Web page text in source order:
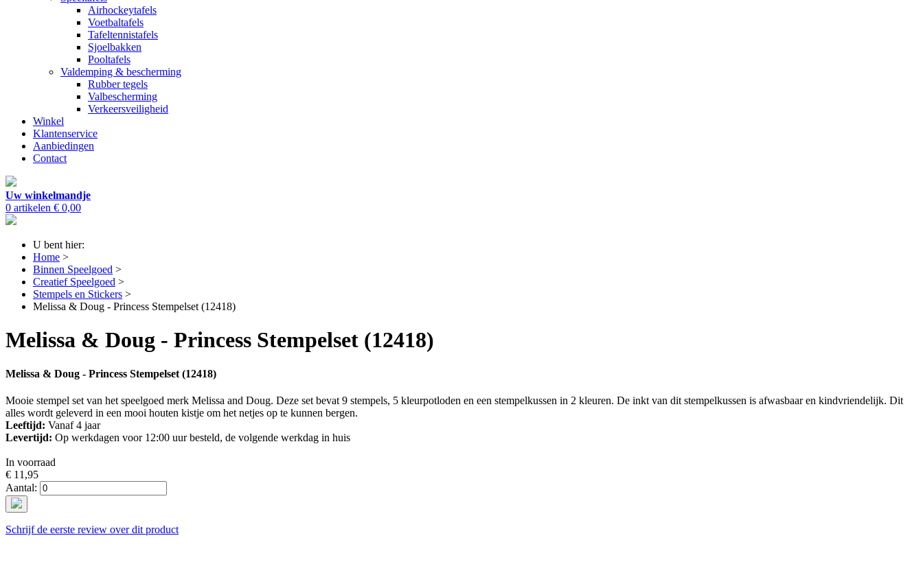
Airhockeytafels
Voetbaltafels
Tafeltennistafels
Sjoelbakken
Pooltafels
Valdemping & bescherming
Rubber tegels
Valbescherming
Verkeersveiligheid
Winkel
Klantenservice
Aanbiedingen
Contact
Uw winkelmandje
0 artikelen € 0,00
U bent hier:
Home >
Binnen Speelgoed >
Creatief Speelgoed >
Stempels en Stickers >
Melissa & Doug - Princess Stempelset (12418)
Melissa & Doug - Princess Stempelset (12418)
Melissa & Doug - Princess Stempelset (12418)
Mooie stempel set van het speelgoed merk Melissa and Doug. Deze set bevat 9 stempels, 5 kleurpotloden en een stempelkussen in 2 kleuren. De inkt van dit stempelkussen is afwasbaar en kindvriendelijk. Dit
alles wordt geleverd in een mooi houten kistje om het netjes op te kunnen bergen.
Leeftijd: Vanaf 4 jaar
Levertijd: Op werkdagen voor 12:00 uur besteld, de volgende werkdag in huis
In voorraad
€ 11,95
Aantal:
Schrijf de eerste review over dit product